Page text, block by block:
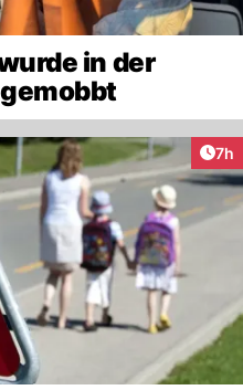
in der
7h